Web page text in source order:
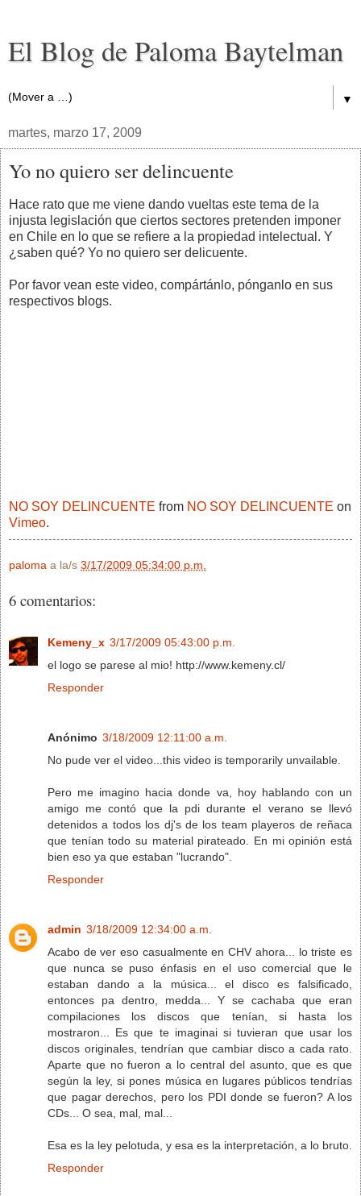
El Blog de Paloma Baytelman
▼
martes, marzo 17, 2009
Yo no quiero ser delincuente
Hace rato que me viene dando vueltas este tema de la
injusta legislación que ciertos sectores pretenden imponer
en Chile en lo que se refiere a la propiedad intelectual. Y
¿saben qué? Yo no quiero ser delicuente.
Por favor vean este video, compártánlo, pónganlo en sus
respectivos blogs.
NO SOY DELINCUENTE from NO SOY DELINCUENTE on
Vimeo.
paloma a la/s 3/17/2009 05:34:00 p.m.
6 comentarios:
Kemeny_x 3/17/2009 05:43:00 p.m.
el logo se parese al mio! http://www.kemeny.cl/
Responder
Anónimo 3/18/2009 12:11:00 a.m.
No pude ver el video...this video is temporarily unvailable.
Pero me imagino hacia donde va, hoy hablando con un
amigo me contó que la pdi durante el verano se llevó
detenidos a todos los dj's de los team playeros de reñaca
que tenían todo su material pirateado. En mi opinión está
bien eso ya que estaban "lucrando".
Responder
admin 3/18/2009 12:34:00 a.m.
Acabo de ver eso casualmente en CHV ahora... lo triste es
que nunca se puso énfasis en el uso comercial que le
estaban dando a la música... el disco es falsificado,
entonces pa dentro, medda... Y se cachaba que eran
compilaciones los discos que tenían, si hasta los
mostraron... Es que te imaginai si tuvieran que usar los
discos originales, tendrían que cambiar disco a cada rato.
Aparte que no fueron a lo central del asunto, que es que
según la ley, si pones música en lugares públicos tendrías
que pagar derechos, pero los PDI donde se fueron? A los
CDs... O sea, mal, mal...
Esa es la ley pelotuda, y esa es la interpretación, a lo bruto.
Responder